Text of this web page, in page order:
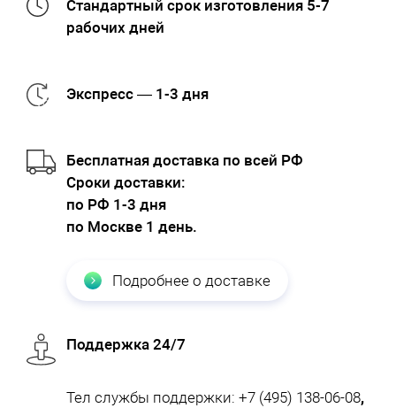
Стандартный срок изготовления 5-7
рабочих дней
Экспресс — 1-3 дня
Бесплатная доставка по всей РФ
Cроки доставки:
по РФ 1-3 дня
по Москве 1 день.
Подробнее о доставке
Поддержка 24/7
Тел службы поддержки: +7 (495) 138-06-08,